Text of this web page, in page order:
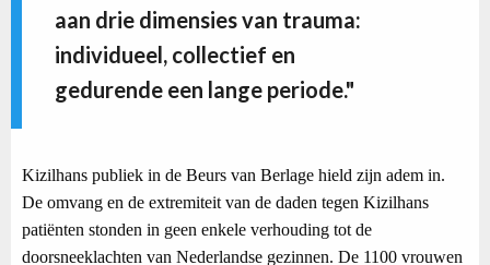
aan drie dimensies van trauma:
individueel, collectief en
gedurende een lange periode."
Kizilhans publiek in de Beurs van Berlage hield zijn adem in.
De omvang en de extremiteit van de daden tegen Kizilhans
patiënten stonden in geen enkele verhouding tot de
doorsneeklachten van Nederlandse gezinnen. De 1100 vrouwen